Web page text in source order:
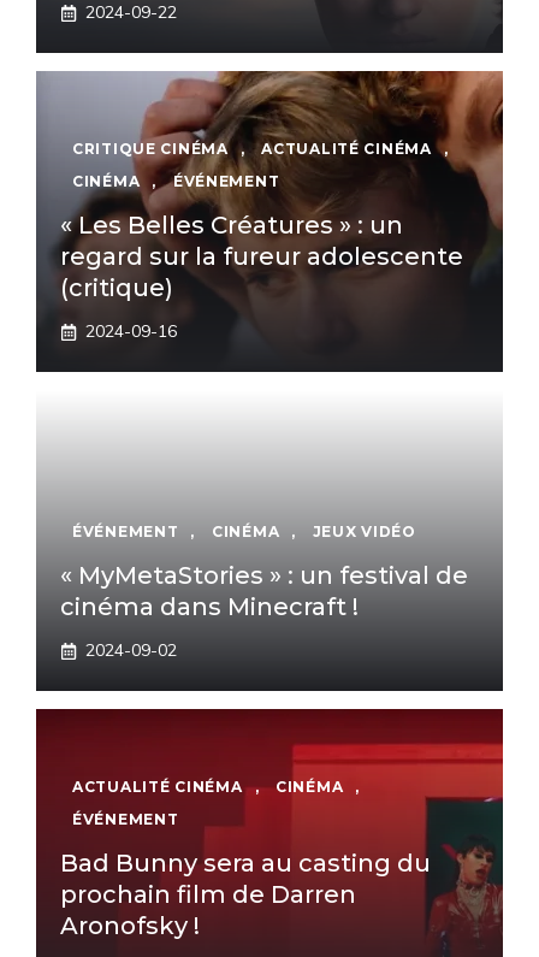
2024-09-22
CRITIQUE CINÉMA , ACTUALITÉ CINÉMA
,
CINÉMA
, ÉVÉNEMENT
« Les Belles Créatures » : un
regard sur la fureur adolescente
(critique)
2024-09-16
ÉVÉNEMENT , CINÉMA , JEUX VIDÉO
« MyMetaStories » : un festival de
cinéma dans Minecraft !
2024-09-02
ACTUALITÉ CINÉMA , CINÉMA
,
ÉVÉNEMENT
Bad Bunny sera au casting du
prochain film de Darren
Aronofsky !